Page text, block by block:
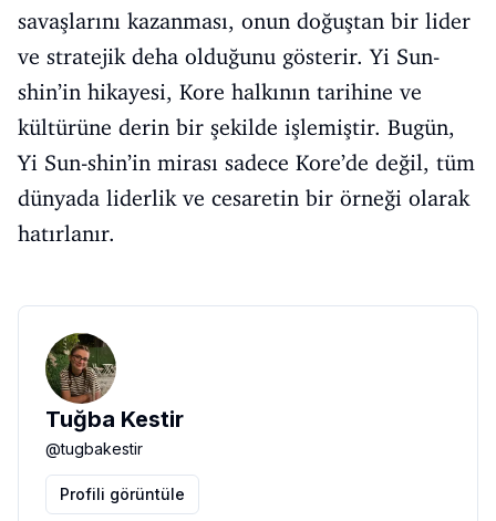
savaşlarını kazanması, onun doğuştan bir lider
ve stratejik deha olduğunu gösterir. Yi Sun-
shin’in hikayesi, Kore halkının tarihine ve
kültürüne derin bir şekilde işlemiştir. Bugün,
Yi Sun-shin’in mirası sadece Kore’de değil, tüm
dünyada liderlik ve cesaretin bir örneği olarak
hatırlanır.
Tuğba Kestir
@tugbakestir
Profili görüntüle